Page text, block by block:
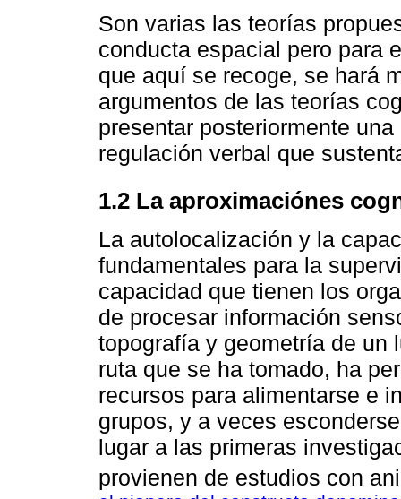
Son varias las teorías
conducta espacial pero para
que aquí se recoge, se hará
argumentos de las teorías
presentar posteriormente
regulación verbal que
1.2 La aproximaciónes
La autolocalización y la
fundamentales para la
capacidad que tienen los
de procesar información
topografía y geometría de un
ruta que se ha tomado, ha
recursos para alimentarse e
grupos, y a veces
lugar a las primeras
provienen de estudios con